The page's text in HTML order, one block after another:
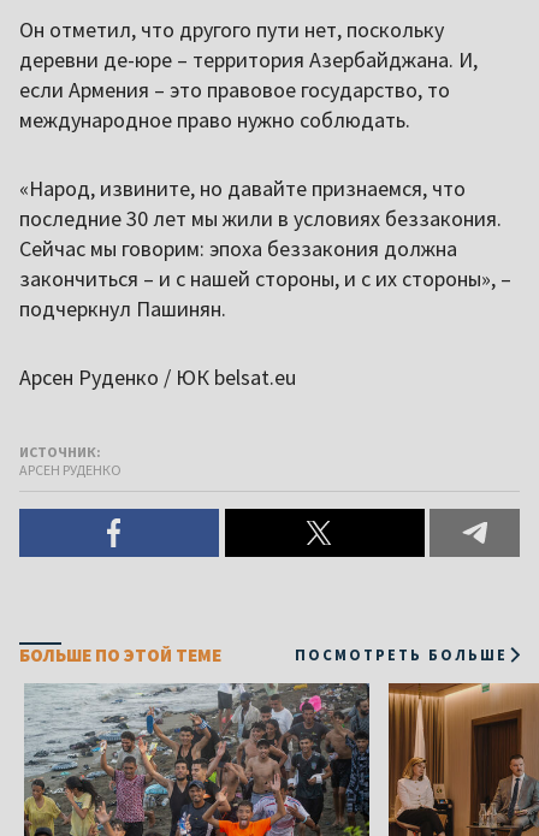
Он отметил, что другого пути нет, поскольку
деревни де-юре – территория Азербайджана. И,
если Армения – это правовое государство, то
международное право нужно соблюдать.
«Народ, извините, но давайте признаемся, что
последние 30 лет мы жили в условиях беззакония.
Сейчас мы говорим: эпоха беззакония должна
закончиться – и с нашей стороны, и с их стороны», –
подчеркнул Пашинян.
Арсен Руденко / ЮК belsat.eu
ИСТОЧНИК:
АРСЕН РУДЕНКО
БОЛЬШЕ ПО ЭТОЙ ТЕМЕ ПОСМОТРЕТЬ БОЛЬШЕ